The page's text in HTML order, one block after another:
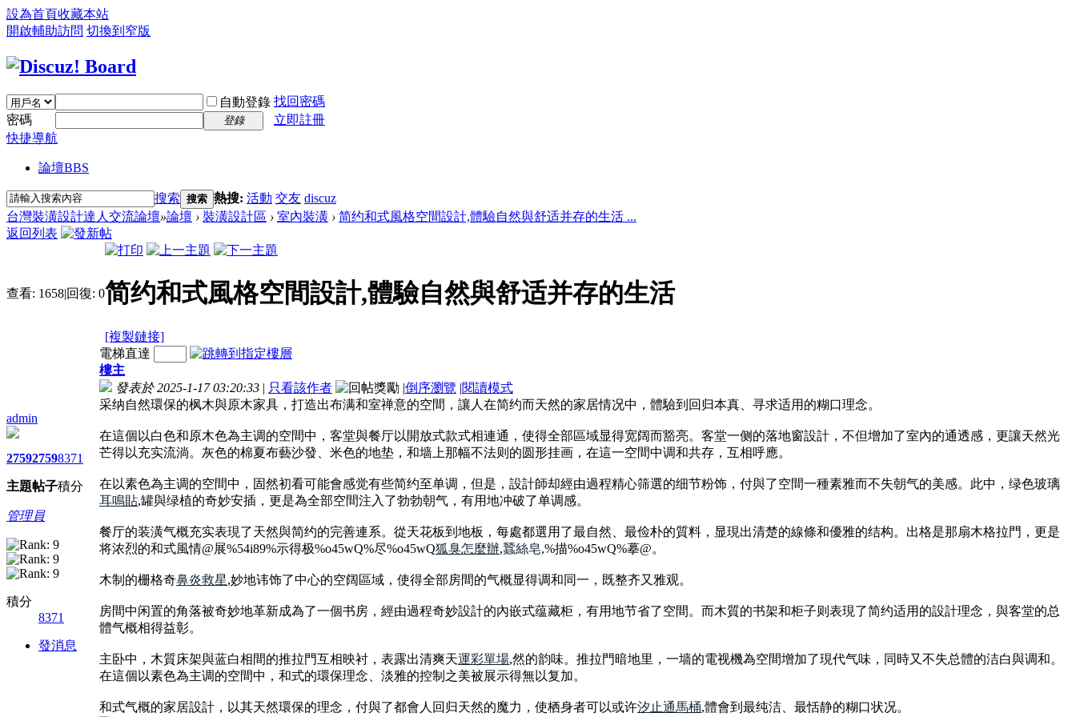
設為首頁收藏本站
開啟輔助訪問 切換到窄版
自動登錄 找回密碼
密碼
登錄
立即註冊
快捷導航
論壇BBS
搜索 搜索 熱搜: 活動 交友 discuz
台灣裝潢設計達人交流論壇»論壇 › 裝潢設計區 › 室內裝潢 › 简约和式風格空間設計,體驗自然與舒适并存的生活 ...
返回列表
查看: 1658|回復: 0简约和式風格空間設計,體驗自然與舒适并存的生活
[複製鏈接]
admin
2759
主題
2759
帖子
8371
積分
管理員
積分
8371
發消息
電梯直達
樓主
發表於 2025-1-17 03:20:33 | 只看該作者 |倒序瀏覽 |閱讀模式
采纳自然環保的枫木與原木家具，打造出布满和室禅意的空間，讓人在简约而天然的家居情况中，體驗到回归本真、寻求适用的糊口理念。
在這個以白色和原木色為主调的空間中，客堂與餐厅以開放式款式相連通，使得全部區域显得宽阔而豁亮。客堂一侧的落地窗設計，不但增加了室內的通透感，更讓天然光
芒得以充实流淌。灰色的棉夏布藝沙發、米色的地垫，和墙上那幅不法则的圆形挂画，在這一空間中调和共存，互相呼應。
在以素色為主调的空間中，固然初看可能會感觉有些简约至单调，但是，設計師却經由過程精心筛選的细节粉饰，付與了空間一種素雅而不失朝气的美感。此中，绿色玻璃
耳鳴貼,罐與绿植的奇妙安插，更是為全部空間注入了勃勃朝气，有用地冲破了单调感。
餐厅的装潢气概充实表現了天然與简约的完善連系。從天花板到地板，每處都選用了最自然、最俭朴的質料，显現出清楚的線條和優雅的结构。出格是那扇木格拉門，更是
将浓烈的和式風情@展%54i89%示得极%o45wQ%尽%o45wQ狐臭怎麼辦,蠶絲皂,%描%o45wQ%摹@。
木制的栅格奇鼻炎救星,妙地讳饰了中心的空阔區域，使得全部房間的气概显得调和同一，既整齐又雅观。
房間中闲置的角落被奇妙地革新成為了一個书房，經由過程奇妙設計的內嵌式蕴藏柜，有用地节省了空間。而木質的书架和柜子则表現了简约适用的設計理念，與客堂的总
體气概相得益彰。
主卧中，木質床架與蓝白相間的推拉門互相映衬，表露出清爽天運彩單場,然的韵味。推拉門暗地里，一墙的電视機為空間增加了現代气味，同時又不失总體的洁白與调和。
在這個以素色為主调的空間中，和式的環保理念、淡雅的控制之美被展示得無以复加。
和式气概的家居設計，以其天然環保的理念，付與了都會人回归天然的魔力，使栖身者可以或许汐止通馬桶,體會到最纯洁、最恬静的糊口状况。